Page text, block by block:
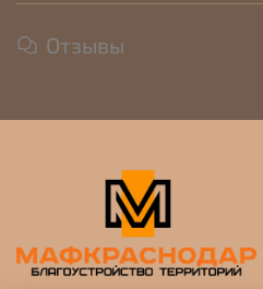
Отзывы